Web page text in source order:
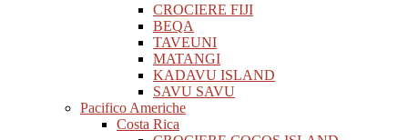
CROCIERE FIJI
BEQA
TAVEUNI
MATANGI
KADAVU ISLAND
SAVU SAVU
Pacifico Americhe
Costa Rica